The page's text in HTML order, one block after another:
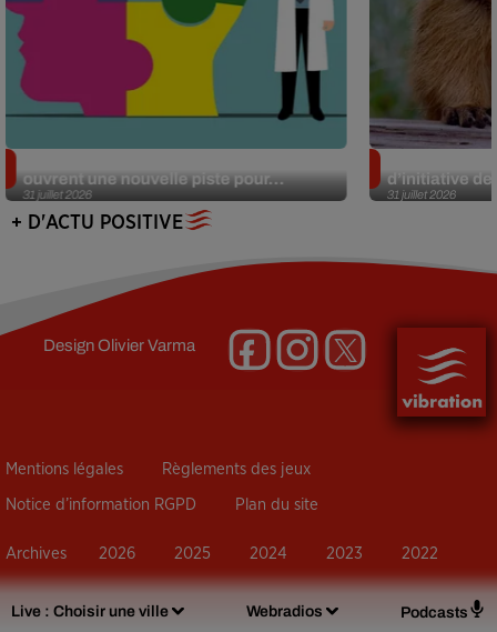
Live : Choisir une ville Webradios Podcasts
31 juillet 2026
ouvrent une nouvelle piste pour...
31 juillet 2026
d’initiative
+ D'ACTU POSITIVE
DesignOlivier Varma
Mentions légales Règlements des jeux
Notice d’information RGPD Plan du site
Archives 2026 2025 2024 2023 2022